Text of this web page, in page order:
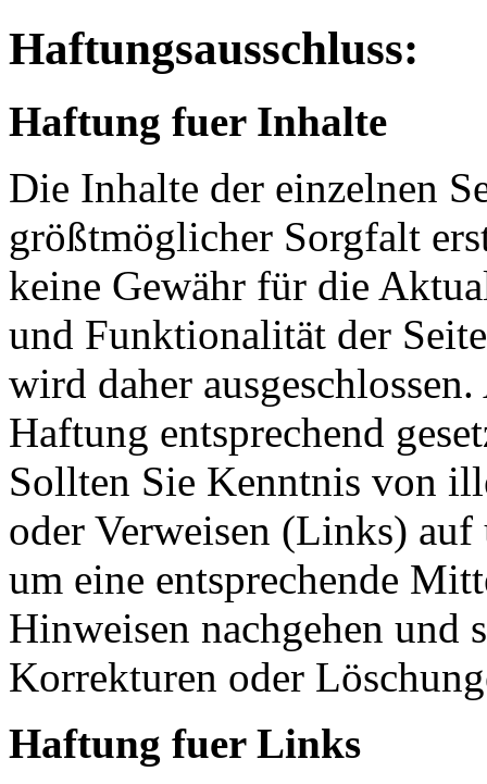
Haftungsausschluss:
Haftung fuer Inhalte
Die Inhalte der einzelnen
größtmöglicher Sorgfalt
keine Gewähr für die
und Funktionalität der
wird daher
Haftung entsprechend
Sollten Sie Kenntnis von
oder Verweisen (Links)
um eine entsprechende
Hinweisen nachgehen und
Korrekturen oder
Haftung fuer Links